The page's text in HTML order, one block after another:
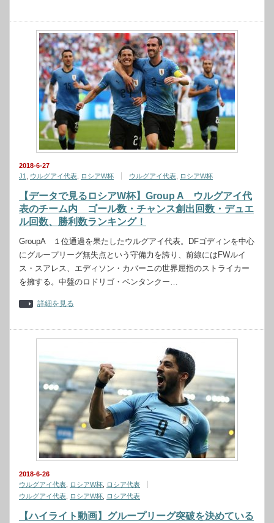
2018-6-27
J1
ウルグアイ代表 ロシアW杯 ウルグアイ代表 ロシアW杯
【データで見るロシアW杯】Group A ウルグアイ代
表のチーム内 ゴール数・チャンス創出回数・デュエ
ル回数、勝利数ランキング！
GroupA １位通過を果たしたウルグアイ代表。DFゴディンを中心
にグループリーグ無失点という守備力を誇り、前線にはFWルイ
ス・スアレス、エディソン・カバーニの世界屈指のストライカー
を擁する。中盤のロドリゴ・ベンタンクー…
詳細を見る
2018-6-26
ウルグアイ代表
ロシアW杯
ロシア代表
ウルグアイ代表
ロシアW杯 ロシア代表
【ハイライト動画】グループリーグ突破を決めている